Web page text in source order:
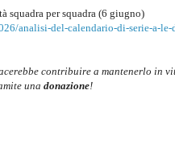
squadra per squadra (6 giugno)
analisi-del-calendario-di-serie-a-
contribuire a mantenerlo in
una donazione!